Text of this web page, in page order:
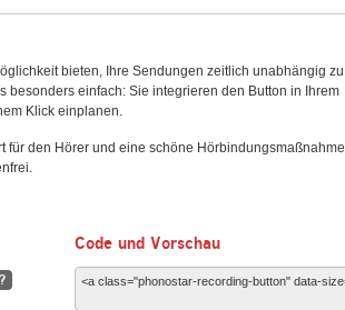
bieten, Ihre Sendungen zeitlich unabhängig zu
besonders einfach: Sie integrieren den Button in Ihrem
Klick einplanen.
für den Hörer und eine schöne
?
Code und Vorschau